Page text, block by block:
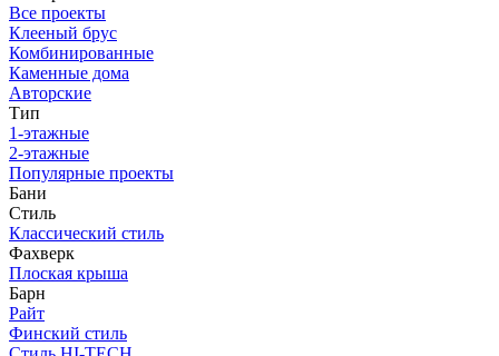
Все проекты
Клееный брус
Комбинированные
Каменные дома
Авторские
Тип
1-этажные
2-этажные
Популярные проекты
Бани
Стиль
Классический стиль
Фахверк
Плоская крыша
Барн
Райт
Финский стиль